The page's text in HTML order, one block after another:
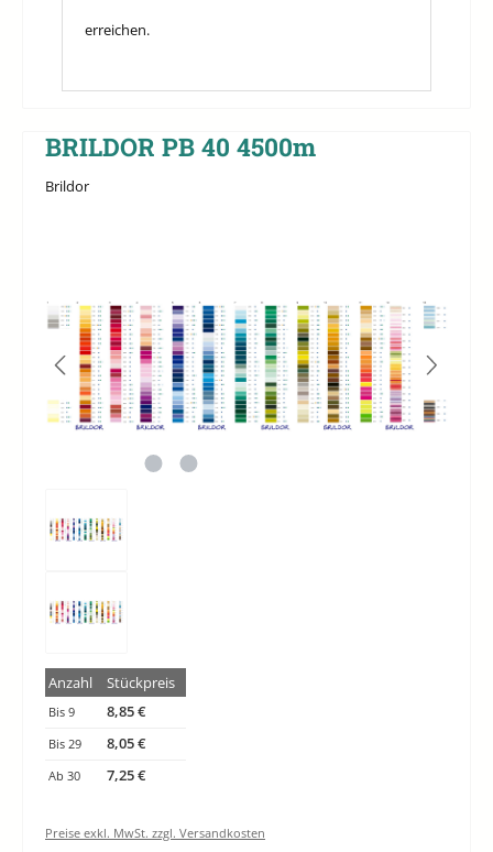
erreichen.
BRILDOR PB 40 4500m
Brildor
Anzahl Stückpreis
Bis9 8,85 €
Bis 29 8,05 €
Ab30 7,25 €
Preise exkl. MwSt. zzgl. Versandkosten